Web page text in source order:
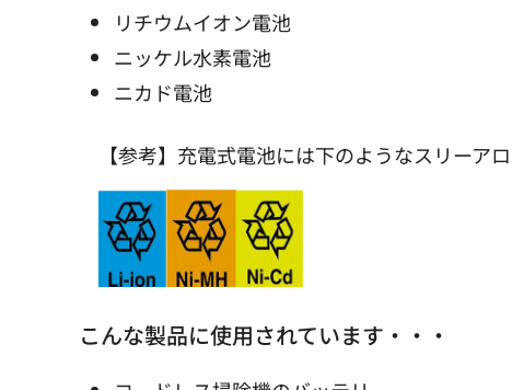
リチウムイオン電池
ニッケル水素電池
ニカド電池
【参考】充電式電池には下のようなスリーア
こんな製品に使用されています・・・